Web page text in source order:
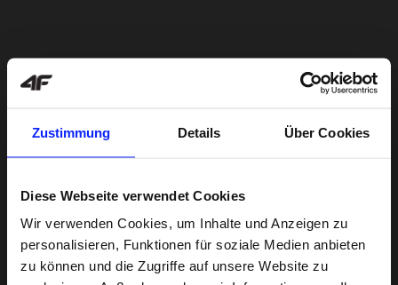
Zustimmung Details Über Cookies
Diese Webseite verwendet Cookies
Wir verwenden Cookies, um Inhalte und Anzeigen zu
personalisieren, Funktionen für soziale Medien anbieten
zu können und die Zugriffe auf unsere Website zu